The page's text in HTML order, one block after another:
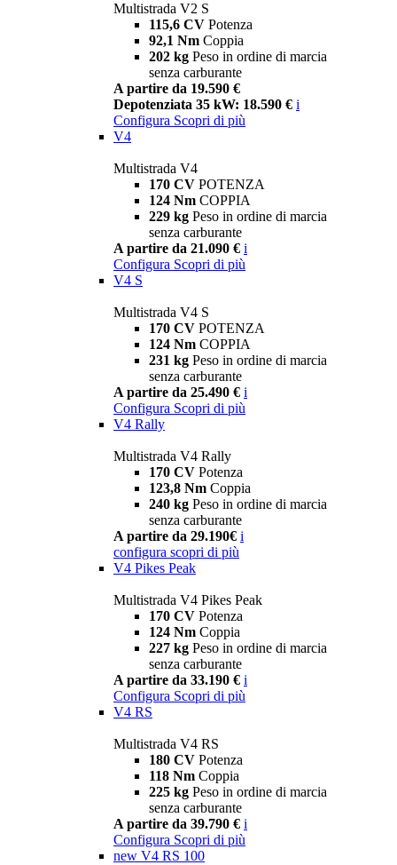
Multistrada V2 S
115,6 CV Potenza
92,1 Nm Coppia
202 kg Peso in ordine di marcia
senza carburante
A partire da 19.590 €
Depotenziata 35 kW: 18.590 € i
Configura Scopri di più
V4
Multistrada V4
170 CV POTENZA
124 Nm COPPIA
229 kg Peso in ordine di marcia
senza carburante
A partire da 21.090 € i
Configura Scopri di più
V4 S
Multistrada V4 S
170 CV POTENZA
124 Nm COPPIA
231 kg Peso in ordine di marcia
senza carburante
A partire da 25.490 € i
Configura Scopri di più
V4 Rally
Multistrada V4 Rally
170 CV Potenza
123,8 Nm Coppia
240 kg Peso in ordine di marcia
senza carburante
A partire da 29.190€ i
configura scopri di più
V4 Pikes Peak
Multistrada V4 Pikes Peak
170 CV Potenza
124 Nm Coppia
227 kg Peso in ordine di marcia
senza carburante
A partire da 33.190 € i
Configura Scopri di più
V4 RS
Multistrada V4 RS
180 CV Potenza
118 Nm Coppia
225 kg Peso in ordine di marcia
senza carburante
A partire da 39.790 € i
Configura Scopri di più
new V4 RS 100